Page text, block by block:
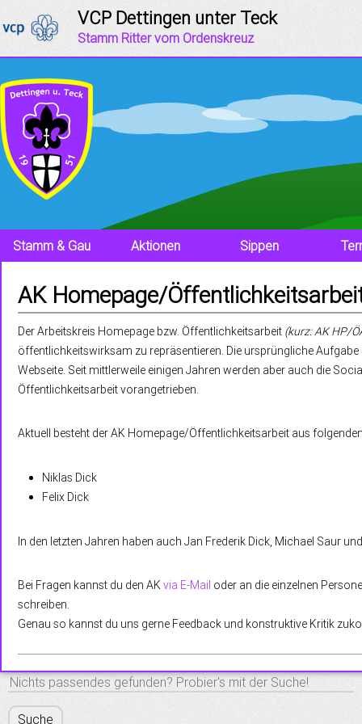
Jump to navigation
VCP Dettingen unter Teck
Stamm Ritter vom Ordenskreuz
Stamm & Gau Aktionen Sippen
AK Homepage/
Der Arbeitskreis Homepage bzw. Öffentlichkeitsarbeit (kurz: AK HP/
öffentlichkeitswirksam zu repräsentieren. Die ursprüngliche
Webseite. Seit mittlerweile einigen Jahren werden aber auch die
Öffentlichkeitsarbeit vorangetrieben.
Aktuell besteht der AK Homepage/Öffentlichkeitsarbeit aus
Niklas Dick
Felix Dick
In den letzten Jahren haben auch Jan Frederik Dick, Michael Saur
Bei Fragen kannst du den AKvia E-Mail oder an die einzelnen
schreiben.
Genau so kannst du uns gerne Feedback und konstruktive Kritik
S
S